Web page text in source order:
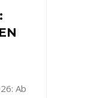
Ab